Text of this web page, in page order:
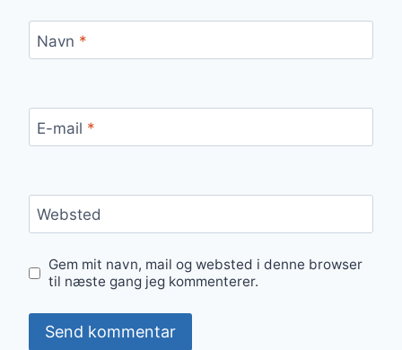
Navn *
E-mail *
Websted
Gem mit navn, mail og websted i denne browser
til næste gang jeg kommenterer.